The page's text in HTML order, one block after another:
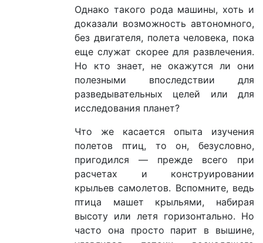
Однако такого рода машины, хоть и
доказали возможность автономного,
без двигателя, полета человека, пока
еще служат скорее для развлечения.
Но кто знает, не окажутся ли они
полезными впоследствии для
разведывательных целей или для
исследования планет?
Что же касается опыта изучения
полетов птиц, то он, безусловно,
пригодился — прежде всего при
расчетах и конструировании
крыльев самолетов. Вспомните, ведь
птица машет крыльями, набирая
высоту или летя горизонтально. Но
часто она просто парит в вышине,